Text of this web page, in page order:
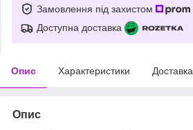
Замовлення під захистом
Доступна доставка
Опис Характеристики Доставка
Опис